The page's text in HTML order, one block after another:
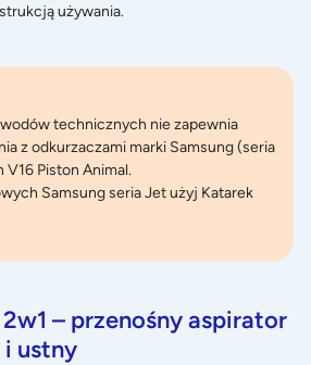
używania.
technicznych nie zapewnia
z odkurzaczami marki Samsung (seria
V16 Piston Animal.
Samsung seria Jet użyj Katarek
– przenośny aspirator
i ustny